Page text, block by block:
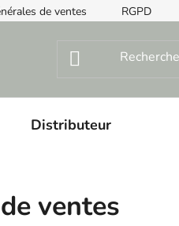
de ventes RGPD
Distributeur
ventes